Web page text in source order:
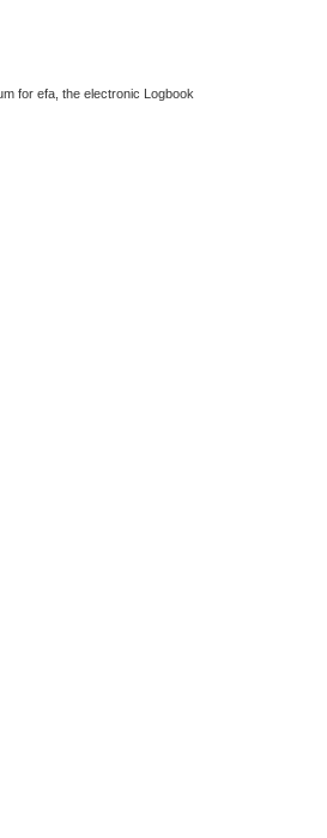
for efa, the electronic Logbook